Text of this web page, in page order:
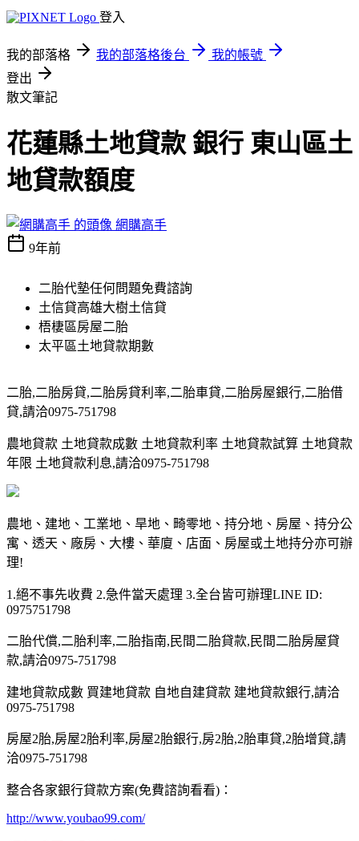
登入
我的部落格 我的部落格後台
我的帳號
登出
散文筆記
花蓮縣土地貸款 銀行 東山區土
地貸款額度
網購高手
9年前
二胎代墊任何問題免費諮詢
土信貸高雄大樹土信貸
梧棲區房屋二胎
太平區土地貸款期數
二胎,二胎房貸,二胎房貸利率,二胎車貸,二胎房屋銀行,二胎借
貸,請洽0975-751798
農地貸款 土地貸款成數 土地貸款利率 土地貸款試算 土地貸款
年限 土地貸款利息,請洽0975-751798
農地、建地、工業地、旱地、畸零地、持分地、房屋、持分公
寓、透天、廠房、大樓、華廈、店面、房屋或土地持分亦可辦
理!
1.絕不事先收費 2.急件當天處理 3.全台皆可辦理LINE ID:
0975751798
二胎代償,二胎利率,二胎指南,民間二胎貸款,民間二胎房屋貸
款,請洽0975-751798
建地貸款成數 買建地貸款 自地自建貸款 建地貸款銀行,請洽
0975-751798
房屋2胎,房屋2胎利率,房屋2胎銀行,房2胎,2胎車貸,2胎增貸,請
洽0975-751798
整合各家銀行貸款方案(免費諮詢看看)：
http://www.youbao99.com/